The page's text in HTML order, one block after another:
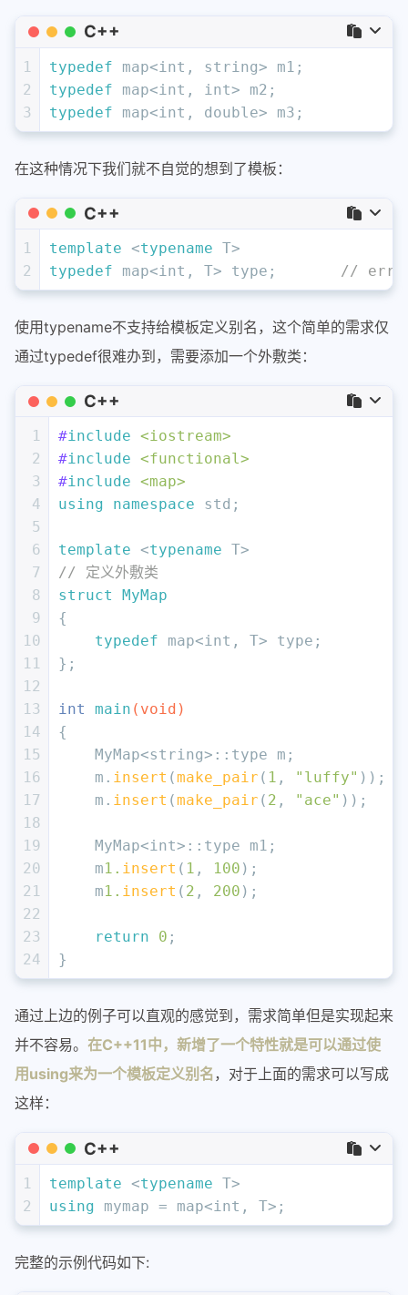
C++
1
2
3
typedef map<int , string> m1;
typedef map<int , int> m2;
typedef map<int , double> m3;
在这种情况下我们就不自觉的想到了模板：
C++
1
2
template <typename T>
typedef map<int //
使用typename不支持给模板定义别名，这个简单的需求仅
通过typedef很难办到，需要添加一个外敷类：
C++
1
2
3
4
5
6
7
8
9
10
11
12
13
14
15
16
17
18
19
20
21
22
23
24
#include <iostream>
#include <functional>
#include <map>
using
namespace std;
template <typename T>
// 定义外敷类
struct
MyMap
{
typedef map<int , T> type;
};
int main ( void )
{
    MyMap<string>::type m;
    m.
insert (make_pair ( 1 , "luffy" ));
    m.
insert (make_pair ( 2 , "ace" ));
    MyMap<
int>::type m1;
    m
1. insert ( 1 , 100 );
    m
1. insert ( 2 , 200 );
return 0 ;
}
通过上边的例子可以直观的感觉到，需求简单但是实现起来
并不容易。 在C++11中，新增了一个特性就是可以通过使
用using来为一个模板定义别名，对于上面的需求可以写成
这样：
C++
1
2
template <typename T>
using mymap = map<int , T>;
完整的示例代码如下: